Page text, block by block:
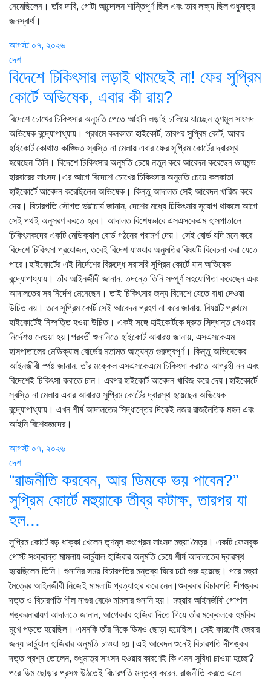
নেমেছিলেন। তাঁর দাবি, গোটা আন্দোলন শান্তিপূর্ণ ছিল এবং তার লক্ষ্য ছিল শুধুমাত্র
জনস্বার্থ।
আগস্ট ০৭, ২০২৬
দেশ
বিদেশে চিকিৎসার লড়াই থামছেই না! ফের সুপ্রিম
কোর্টে অভিষেক, এবার কী রায়?
বিদেশে চোখের চিকিৎসার অনুমতি পেতে আইনি লড়াই চালিয়ে যাচ্ছেন তৃণমূল সাংসদ
অভিষেক বন্দ্যোপাধ্যায়। প্রথমে কলকাতা হাইকোর্ট, তারপর সুপ্রিম কোর্ট, আবার
হাইকোর্ট কোথাও কাঙ্ক্ষিত স্বস্তি না মেলায় এবার ফের সুপ্রিম কোর্টের দ্বারস্থ
হয়েছেন তিনি। বিদেশে চিকিৎসার অনুমতি চেয়ে নতুন করে আবেদন করেছেন ডায়মন্ড
হারবারের সাংসদ।এর আগে বিদেশে চোখের চিকিৎসার অনুমতি চেয়ে কলকাতা
হাইকোর্টে আবেদন করেছিলেন অভিষেক। কিন্তু আদালত সেই আবেদন খারিজ করে
দেয়। বিচারপতি সৌগত ভট্টাচার্য জানান, দেশের মধ্যে চিকিৎসার সুযোগ থাকলে আগে
সেই পথই অনুসরণ করতে হবে। আদালত বিশেষভাবে এসএসকেএম হাসপাতালে
চিকিৎসকদের একটি মেডিক্যাল বোর্ড গঠনের পরামর্শ দেয়। সেই বোর্ড যদি মনে করে
বিদেশে চিকিৎসা প্রয়োজন, তবেই বিদেশ যাওয়ার অনুমতির বিষয়টি বিবেচনা করা যেতে
পারে।হাইকোর্টের এই নির্দেশের বিরুদ্ধে সরাসরি সুপ্রিম কোর্টে যান অভিষেক
বন্দ্যোপাধ্যায়। তাঁর আইনজীবী জানান, তদন্তে তিনি সম্পূর্ণ সহযোগিতা করেছেন এবং
আদালতের সব নির্দেশ মেনেছেন। তাই চিকিৎসার জন্য বিদেশে যেতে বাধা দেওয়া
উচিত নয়। তবে সুপ্রিম কোর্ট সেই আবেদন গ্রহণ না করে জানায়, বিষয়টি প্রথমে
হাইকোর্টেই নিষ্পত্তি হওয়া উচিত। একই সঙ্গে হাইকোর্টকে দ্রুত সিদ্ধান্ত নেওয়ার
নির্দেশও দেওয়া হয়।পরবর্তী শুনানিতে হাইকোর্ট আবারও জানায়, এসএসকেএম
হাসপাতালের মেডিক্যাল বোর্ডের মতামত অত্যন্ত গুরুত্বপূর্ণ। কিন্তু অভিষেকের
আইনজীবী স্পষ্ট জানান, তাঁর মক্কেল এসএসকেএমে চিকিৎসা করাতে আগ্রহী নন এবং
বিদেশেই চিকিৎসা করাতে চান। এরপর হাইকোর্ট আবেদন খারিজ করে দেয়।হাইকোর্টে
স্বস্তি না মেলায় এবার আবারও সুপ্রিম কোর্টের দ্বারস্থ হয়েছেন অভিষেক
বন্দ্যোপাধ্যায়। এখন শীর্ষ আদালতের সিদ্ধান্তের দিকেই নজর রাজনৈতিক মহল এবং
আইনি বিশেষজ্ঞদের।
আগস্ট ০৭, ২০২৬
দেশ
“রাজনীতি করবেন, আর ডিমকে ভয় পাবেন?”
সুপ্রিম কোর্টে মহুয়াকে তীব্র কটাক্ষ, তারপর যা
হল...
সুপ্রিম কোর্টে বড় ধাক্কা খেলেন তৃণমূল কংগ্রেস সাংসদ মহুয়া মৈত্র। একটি ফেসবুক
পোস্ট সংক্রান্ত মামলায় ভার্চুয়াল হাজিরার অনুমতি চেয়ে শীর্ষ আদালতের দ্বারস্থ
হয়েছিলেন তিনি। শুনানির সময় বিচারপতির মন্তব্য ঘিরে চর্চা শুরু হয়েছে। পরে মহুয়া
মৈত্রের আইনজীবী নিজেই মামলাটি প্রত্যাহার করে নেন।শুক্রবার বিচারপতি দীপঙ্কর
দত্ত ও বিচারপতি শীল নাগুর বেঞ্চে মামলার শুনানি হয়। মহুয়ার আইনজীবী গোপাল
শঙ্করনারায়ণ আদালতে জানান, আগেরবার হাজিরা দিতে গিয়ে তাঁর মক্কেলকে হুমকির
মুখে পড়তে হয়েছিল। এমনকি তাঁর দিকে ডিমও ছোড়া হয়েছিল। সেই কারণেই জেরার
জন্য ভার্চুয়াল হাজিরার অনুমতি চাওয়া হয়।এই আবেদন শুনেই বিচারপতি দীপঙ্কর
দত্ত প্রশ্ন তোলেন, শুধুমাত্র সাংসদ হওয়ার কারণেই কি এমন সুবিধা চাওয়া হচ্ছে?
পরে ডিম ছোড়ার প্রসঙ্গ উঠতেই বিচারপতি মন্তব্য করেন, রাজনীতি করতে এলে